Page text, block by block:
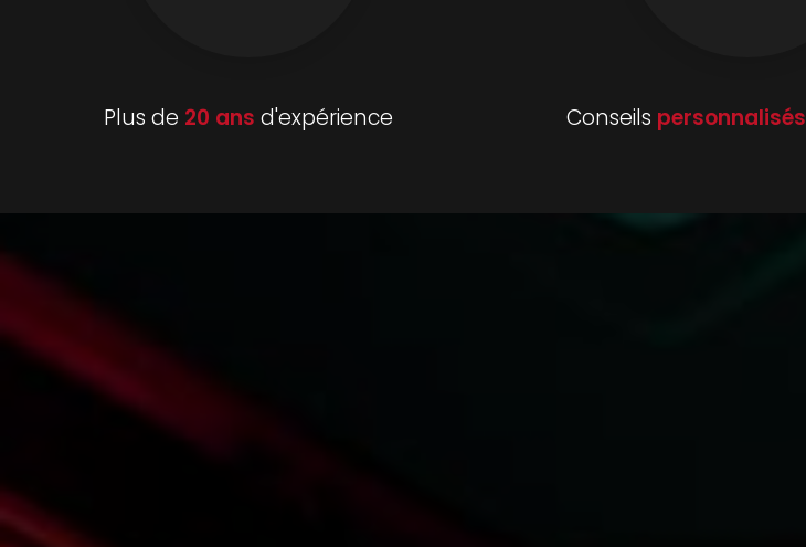
Plus de 20 ans d'expérience Conseils personnalisés